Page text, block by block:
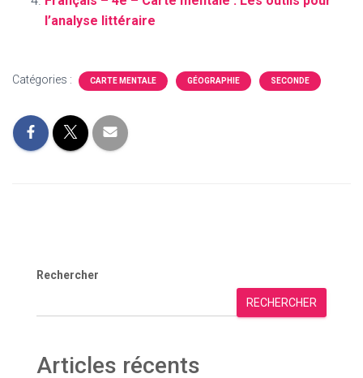
l’analyse littéraire
Catégories : CARTE MENTALE GÉOGRAPHIE SECONDE
Rechercher
RECHERCHER
Articles récents